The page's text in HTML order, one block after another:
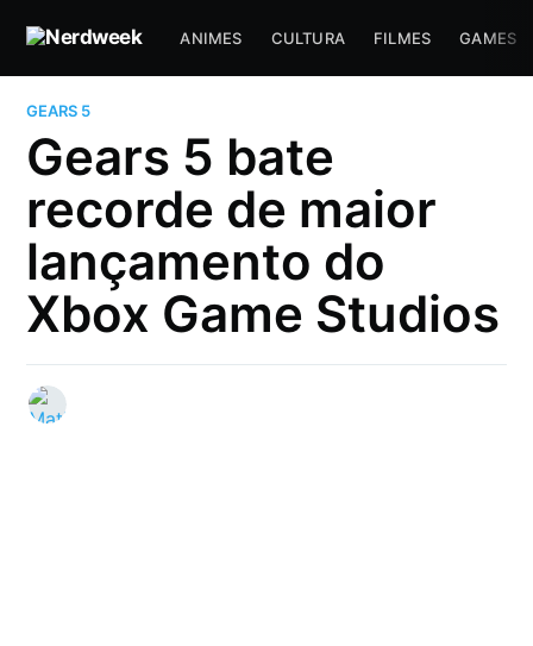
ANIMES CULTURA FILMES GAMES
GEARS 5
Gears 5 bate
recorde de maior
lançamento do
Xbox Game Studios